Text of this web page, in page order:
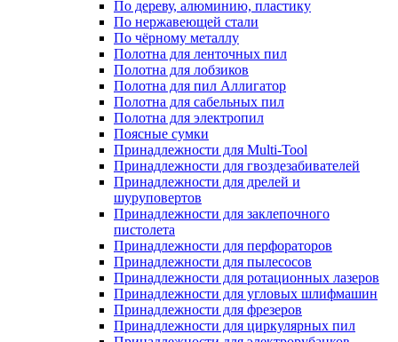
По дереву, алюминию, пластику
По нержавеющей стали
По чёрному металлу
Полотна для ленточных пил
Полотна для лобзиков
Полотна для пил Аллигатор
Полотна для сабельных пил
Полотна для электропил
Поясные сумки
Принадлежности для Multi-Tool
Принадлежности для гвоздезабивателей
Принадлежности для дрелей и
шуруповертов
Принадлежности для заклепочного
пистолета
Принадлежности для перфораторов
Принадлежности для пылесосов
Принадлежности для ротационных лазеров
Принадлежности для угловых шлифмашин
Принадлежности для фрезеров
Принадлежности для циркулярных пил